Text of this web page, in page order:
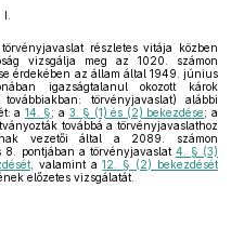
I.
részletes vitája közben
vizsgálja meg az 1020. számon
érdekében az állam által 1949. június
igazságtalanul okozott károk
törvényjavaslat) alábbi
a 14. §; a 3. § (1) és (2) bekezdése; a
továbbá a törvényjavaslathoz
vezetői által a 2089. számon
8. pontjában a törvényjavaslat 4. § (3)
, valamint a12. § (2) bekezdését
előzetes vizsgálatát.